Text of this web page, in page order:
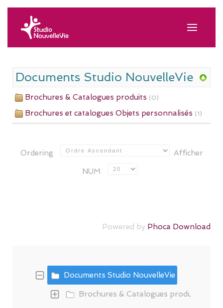
Documents Studio NouvelleVie
Brochures & Catalogues produits (0)
Brochures et catalogues Objets personnalisés (1)
Ordering Afficher
NUM
Powered by Phoca Download
Documents Studio NouvelleVie
Brochures & Catalogues produits